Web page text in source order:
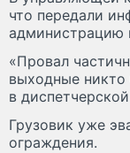
что передали
«Провал
выходные
в
Грузовик уже
ограждения.